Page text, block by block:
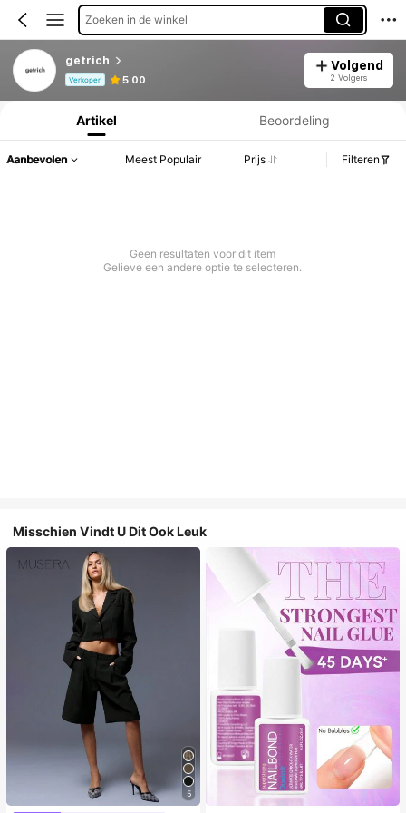
Zoeken in de winkel
getrich
Verkoper 5.00
Volgend
2 Volgers
Productinformatie: Prijsopenbaring, Verkoop- en Voorraadgegevens.
Artikel Beoordeling
Aanbevolen Meest Populair Prijs Filteren
Geen resultaten voor dit item
Gelieve een andere optie te selecteren.
Misschien Vindt U Dit Ook Leuk
5